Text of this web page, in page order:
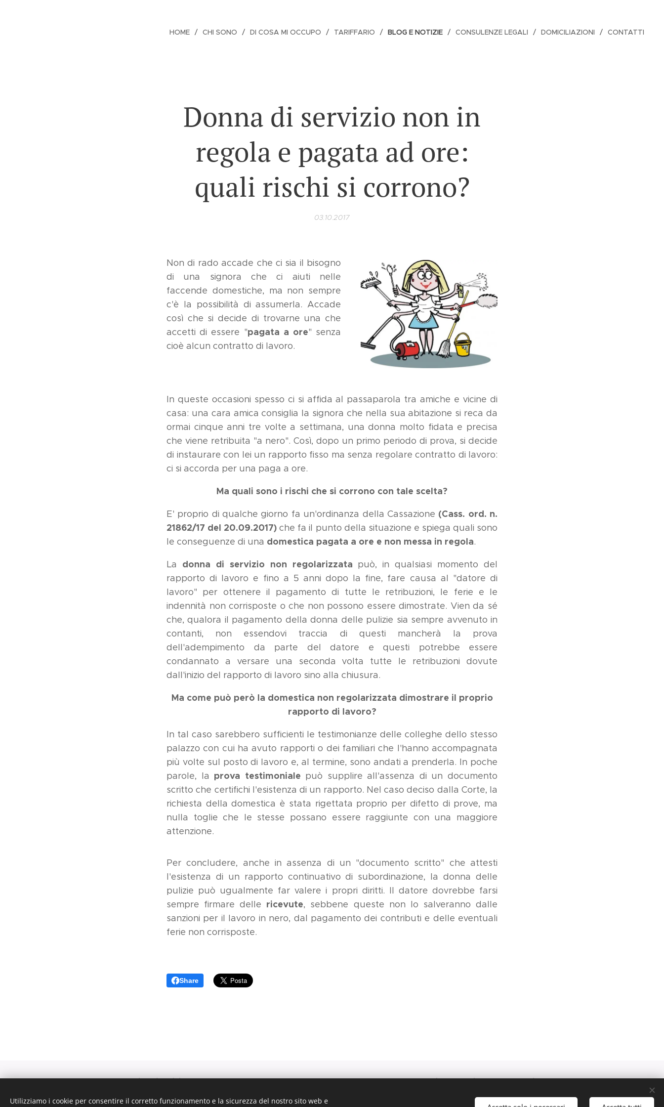
HOME CHI SONO DI COSA MI OCCUPO TARIFFARIO BLOG E NOTIZIE CONSULENZE LEGALI DOMICILIAZIONI CONTATTI
Donna di servizio non in
regola e pagata ad ore:
quali rischi si corrono?
03.10.2017
Non di rado accade che ci sia il bisogno
di una signora che ci aiuti nelle
faccende domestiche, ma non sempre
c'è la possibilità di assumerla. Accade
così che si decide di trovarne una che
accetti di essere "pagata a ore" senza
cioè alcun contratto di lavoro.
In queste occasioni spesso ci si affida al passaparola tra amiche e vicine di
casa: una cara amica consiglia la signora che nella sua abitazione si reca da
ormai cinque anni tre volte a settimana, una donna molto fidata e precisa
che viene retribuita "a nero". Così, dopo un primo periodo di prova, si decide
di instaurare con lei un rapporto fisso ma senza regolare contratto di lavoro:
ci si accorda per una paga a ore.
Ma quali sono i rischi che si corrono con tale scelta?
E' proprio di qualche giorno fa un'ordinanza della Cassazione (Cass. ord. n.
21862/17 del 20.09.2017) che fa il punto della situazione e spiega quali sono
le conseguenze di una domestica pagata a ore e non messa in regola.
La donna di servizio non regolarizzata può, in qualsiasi momento del
rapporto di lavoro e fino a 5 anni dopo la fine, fare causa al "datore di
lavoro" per ottenere il pagamento di tutte le retribuzioni, le ferie e le
indennità non corrisposte o che non possono essere dimostrate. Vien da sé
che, qualora il pagamento della donna delle pulizie sia sempre avvenuto in
contanti, non essendovi traccia di questi mancherà la prova
dell'adempimento da parte del datore e questi potrebbe essere
condannato a versare una seconda volta tutte le retribuzioni dovute
dall'inizio del rapporto di lavoro sino alla chiusura.
Ma come può però la domestica non regolarizzata dimostrare il proprio
rapporto di lavoro?
In tal caso sarebbero sufficienti le testimonianze delle colleghe dello stesso
palazzo con cui ha avuto rapporti o dei familiari che l'hanno accompagnata
più volte sul posto di lavoro e, al termine, sono andati a prenderla. In poche
parole, la prova testimoniale può supplire all'assenza di un documento
scritto che certifichi l'esistenza di un rapporto. Nel caso deciso dalla Corte, la
richiesta della domestica è stata rigettata proprio per difetto di prove, ma
nulla toglie che le stesse possano essere raggiunte con una maggiore
attenzione.
Per concludere, anche in assenza di un "documento scritto" che attesti
l'esistenza di un rapporto continuativo di subordinazione, la donna delle
pulizie può ugualmente far valere i propri diritti. Il datore dovrebbe farsi
sempre firmare delle ricevute, sebbene queste non lo salveranno dalle
sanzioni per il lavoro in nero, dal pagamento dei contributi e delle eventuali
ferie non corrisposte.
Share
via dei Molini n. 3 sc. B, 33170 Pordenone —Tel. 335.6003583 — Fax 0434-228532— info@studiolegalefagotto.it
Codice Destinatario: M5UXCR1
Utilizziamo i cookie per consentire il corretto funzionamento e la sicurezza del nostro sito web e